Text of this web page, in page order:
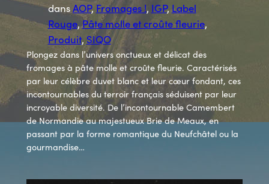
dansAOP, Fromages !, IGP, Label
Rouge, Pâte molle et croûte fleurie
Produit, SIQO
Plongez dans l’univers onctueux et délicat des
fromages à pâte molle et croûte fleurie. Caractérisés
par leur célèbre duvet blanc et leur cœur fondant, ces
incontournables du terroir français séduisent par leur
incroyable diversité. De l’incontournable Camembert
de Normandie au majestueux Brie de Meaux, en
passant par la forme romantique du Neufchâtel ou la
gourmandise…